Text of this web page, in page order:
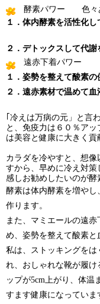
酵素パワー 色々
１．体内酵素を活性化し
２．デトックスして代謝
遠赤下着パワー
１．姿勢を整えて酸素
２．遠赤素材で温めて血
｢冷えは万病の元」と言
と、免疫力は６０％ア
は美容と健康に大きく貢
カラダを冷やすと、想
すから、早めに冷え対策
感しお勧めしたいのが酵
酵素は体内酵素を増や
作ります。
また、マミエールの遠
め、姿勢を整えて酸素と
私は、ストッキングをは
れ、おしゃれな靴が履
ップが5cm上がり、体温
すます健康になっていま